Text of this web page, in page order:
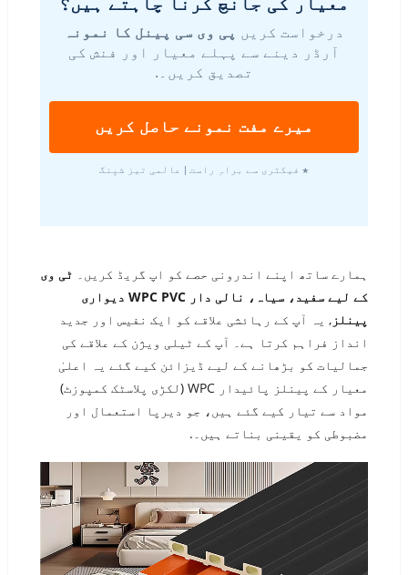
درخواست کریں پی وی سی پینل کا نمونہ
آرڈر دینے سے پہلے معیار اور فنش کی
تصدیق کریں۔.
میرے مفت نمونے حاصل کریں
★ فیکٹری سے براہِ راست | عالمی تیز شپنگ
ہمارے ساتھ اپنے اندرونی حصے کو اپ گریڈ کریں۔ ٹی وی
کے لیے سفید، سیاہ، نالی دار WPC PVC دیواری
پینلز , یہ آپ کے رہائشی علاقے کو ایک نفیس اور جدید
انداز فراہم کرتا ہے۔ آپ کے ٹیلی ویژن کے علاقے کی
جمالیات کو بڑھانے کے لیے ڈیزائن کیے گئے یہ اعلیٰ
معیار کے پینلز پائیدار WPC (لکڑی پلاسٹک کمپوزٹ)
مواد سے تیار کیے گئے ہیں، جو دیرپا استعمال اور
مضبوطی کو یقینی بناتے ہیں۔.